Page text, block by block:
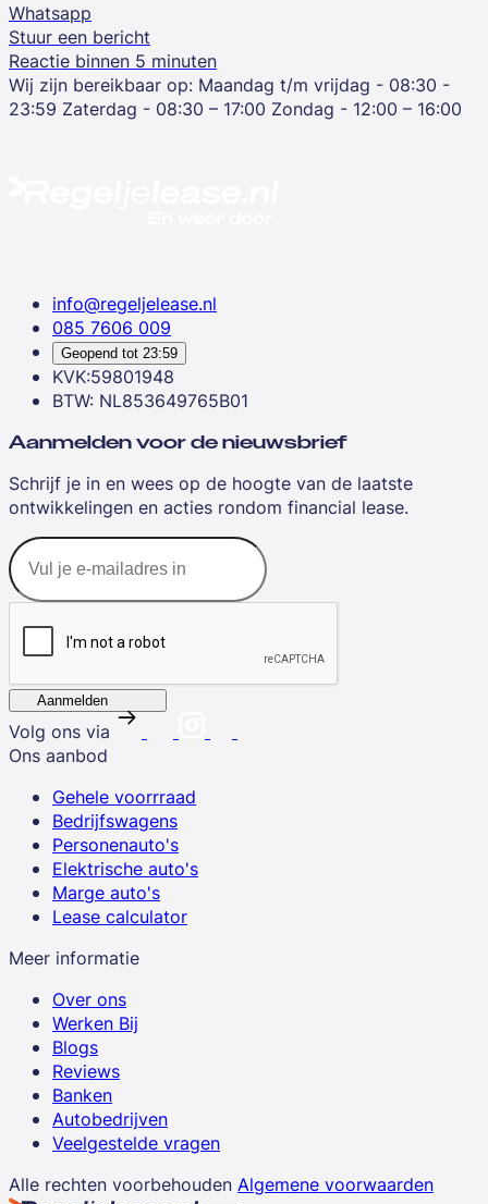
Whatsapp
Stuur een bericht
Reactie binnen 5 minuten
Wij zijn bereikbaar op: Maandag t/m vrijdag - 08:30 -
23:59 Zaterdag - 08:30 – 17:00 Zondag - 12:00 – 16:00
info@regeljelease.nl
085 7606 009
Geopend tot 23:59
KVK:59801948
BTW: NL853649765B01
Aanmelden voor de nieuwsbrief
Schrijf je in en wees op de hoogte van de laatste
ontwikkelingen en acties rondom financial lease.
Aanmelden
Volg ons via
Ons aanbod
Gehele voorrraad
Bedrijfswagens
Personenauto's
Elektrische auto's
Marge auto's
Lease calculator
Meer informatie
Over ons
Werken Bij
Blogs
Reviews
Banken
Autobedrijven
Veelgestelde vragen
Alle rechten voorbehouden Algemene voorwaarden